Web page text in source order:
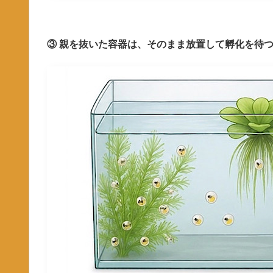
③ 親を抜いた容器は、そのまま放置して孵化を待つ